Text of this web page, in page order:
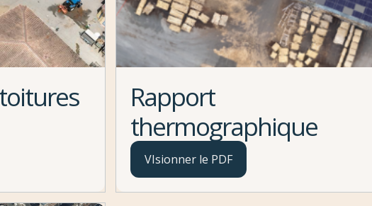
Rapport
thermographique
VIsionner le PDF